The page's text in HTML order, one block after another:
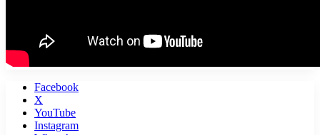
Facebook
X
YouTube
Instagram